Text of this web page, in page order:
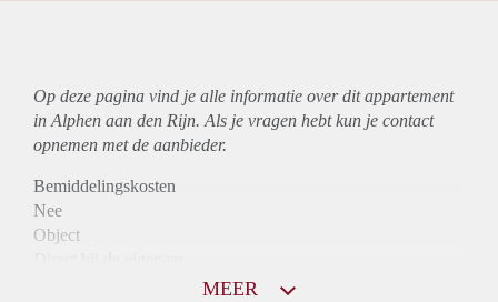
Op deze pagina vind je alle informatie over ditappartement
in Alphen aan den Rijn. Als je vragen hebt kun je contact
opnemen met de aanbieder.
Bemiddelingskosten
Nee
Object
MEER